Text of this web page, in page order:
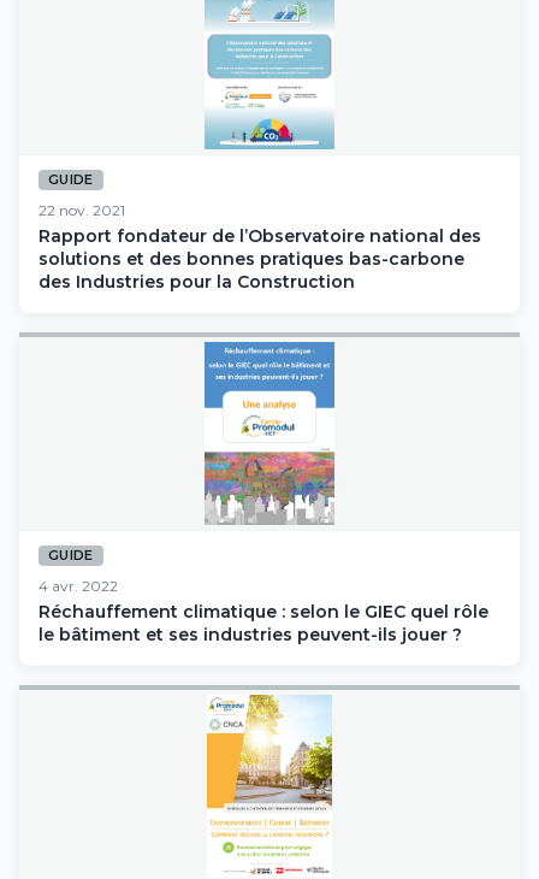
GUIDE
22 nov. 2021
Rapport fondateur de l’Observatoire national des
solutions et des bonnes pratiques bas-carbone
des Industries pour la Construction
GUIDE
4 avr. 2022
Réchauffement climatique : selon le GIEC quel rôle
le bâtiment et ses industries peuvent-ils jouer ?